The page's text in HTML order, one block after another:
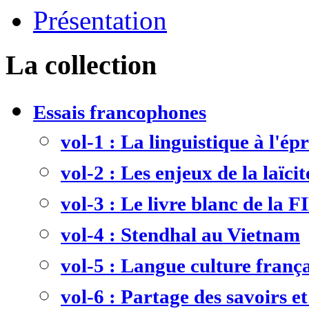
Présentation
La collection
Essais francophones
vol-1 : La linguistique à
vol-2 : Les enjeux de la
vol-3 : Le livre blanc de la
vol-4 : Stendhal au Vietnam
vol-5 : Langue culture
vol-6 : Partage des savoirs